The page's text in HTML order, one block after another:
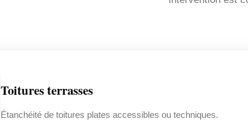
Toitures terrasses
Étanchéité de toitures plates accessibles ou techniques.